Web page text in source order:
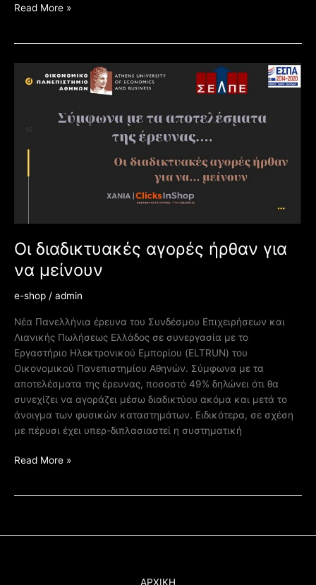
Read More »
Οι διαδικτυακές αγορές ήρθαν για
να μείνουν
e-shop / admin
Νέα Πανελλήνια έρευνα του Συνδέσμου Επιχειρήσεων και
Λιανικής Πωλήσεως Ελλάδος σε συνεργασία με το
Εργαστήριο Ηλεκτρονικού Εμπορίου (ELTRUN) του
Οικονομικού Πανεπιστημίου Αθηνών. Σύμφωνα με τα
αποτελέσματα της έρευνας, ποσοστό 49% δηλώνει ότι θα
συνεχίζει να αγοράζει μέσω διαδικτύου ακόμα και μετά το
άνοιγμα των φυσικών καταστημάτων. Ειδικότερα, σε σχέση
με πέρυσι έχει υπερ-διπλασιαστεί η συστηματική
διαδικτυακές
Read More »
ΑΡΧΙΚΗ